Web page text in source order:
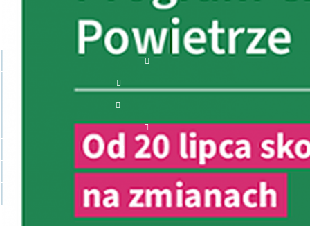
PJB
INNE PODMIOTY
ZAKOŃCZONE NABORY
ZAWIESZONE NABORY